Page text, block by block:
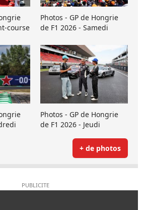
course
Photos - GP de Hongrie
de F1 2026 - Samedi
Photos - GP de Hongrie
de F1 2026 - Jeudi
+ de photos